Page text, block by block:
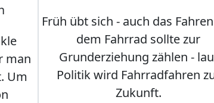
man
Um
Früh übt sich - auch das
dem Fahrrad sollte zur
Grunderziehung zählen -
Politik wird Fahrradfahren
Zukunft.